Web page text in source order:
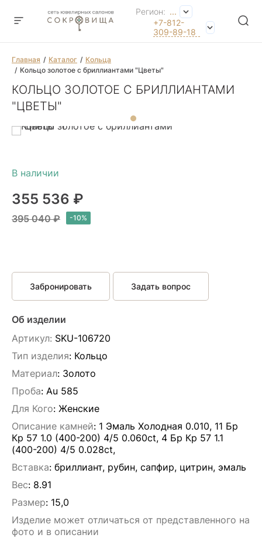
Регион: ...
+7-812-
309-89-18
Главная Каталог
Кольца
Кольцо золотое с бриллиантами "Цветы"
КОЛЬЦО ЗОЛОТОЕ С БРИЛЛИАНТАМИ
"ЦВЕТЫ"
355 536 ₽
395 040 ₽
Забронировать Задать вопрос
Об изделии
Артикул: SKU-106720
Тип изделия: Кольцо
Материал: Золото
Проба: Au 585
Для Кого: Женские
Описание камней: 1 Эмаль Холодная 0.010, 11 Бр
Кр 57 1.0 (400-200) 4/5 0.060ct, 4 Бр Кр 57 1.1
(400-200) 4/5 0.028ct,
Вставка: бриллиант, рубин, сапфир, цитрин, эмаль
Вес: 8.91
Размер: 15,0
Изделие может отличаться от представленного на
фото и в описании
Алла Майорова
8 мая 2025